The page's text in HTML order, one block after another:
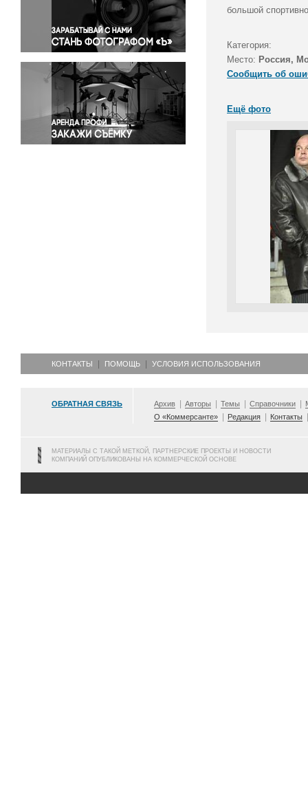
Правосудие
Происшествия и конфликты
Религия
Светская жизнь
Спорт
Экология
Экономика и бизнес
большой
Категория:
Место: Россия,
Сообщить об
Ещё фото
КОНТАКТЫ ПОМОЩЬ УСЛОВИЯ ИСПОЛЬЗОВАНИЯ
ОБРАТНАЯ СВЯЗЬ Архив Авторы Темы Справочники
О «Коммерсанте»
Редакция Контакты
МАТЕРИАЛЫ С ТАКОЙ МЕТКОЙ, ПАРТНЕРСКИЕ ПРОЕКТЫ И НОВОСТИ
КОМПАНИЙ ОПУБЛИКОВАНЫ НА КОММЕРЧЕСКОЙ ОСНОВЕ